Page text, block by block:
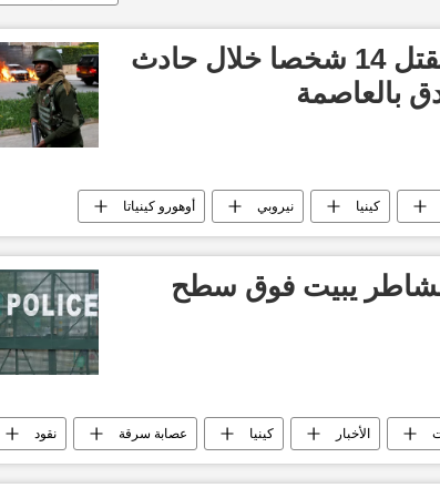
الرئيس الكيني يعلن مقتل 14 شخصا خلال حادث
بالعاصمة
كينيا نيروبي أوهورو كينياتا
فندق عمليات أمنية أخبار كينيا
يبيت فوق سطح
الأخبار كينيا عصابة سرقة نقود